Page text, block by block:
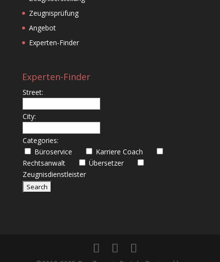
Zeugnisprüfung
Angebot
Experten-Finder
Experten-Finder
Street:
City:
Categories:
Büroservice
Karriere Coach
Rechtsanwalt
Übersetzer
Zeugnisdienstleister